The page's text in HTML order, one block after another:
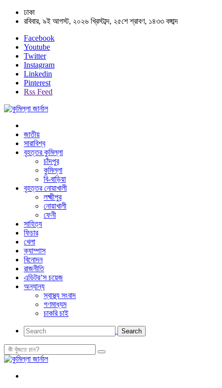
ঢাকা
রবিবার, ৯ই আগস্ট, ২০২৬ খ্রিস্টাব্দ, ২৫শে শ্রাবণ, ১৪৩৩ বঙ্গাব্দ
Facebook
Youtube
Twitter
Instagram
Linkedin
Pinterest
Rss Feed
জাতীয়
সারাবিশ্ব
বৃহত্তর কুমিল্লা
চাঁদপুর
কুমিল্লা
বি-বাড়িয়া
বৃহত্তর নোয়াখালী
লক্ষ্মীপুর
নোয়াখালী
ফেনী
সাহিত্য
ফিচার
খেলা
ক্যাম্পাস
বিনোদন
রাজনীতি
এডিটর’স চয়েজ
অন্যান্য
স্বাস্থ্য সংবাদ
গণমাধ্যম
চাকরি চাই